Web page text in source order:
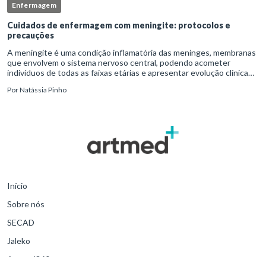
Enfermagem
Cuidados de enfermagem com meningite: protocolos e
precauções
A meningite é uma condição inflamatória das meninges, membranas
que envolvem o sistema nervoso central, podendo acometer
indivíduos de todas as faixas etárias e apresentar evolução clínica
PorNatássia Pinho
Início
Sobre nós
SECAD
Jaleko